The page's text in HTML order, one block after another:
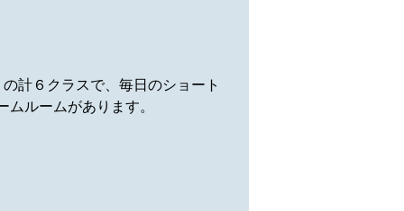
計６クラスで、毎日のショート
ルームがあります。